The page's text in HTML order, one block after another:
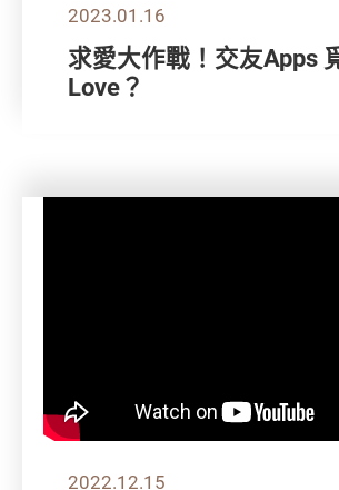
2023.01.16
求愛大作戰！交友Apps
Love？
2022.12.15